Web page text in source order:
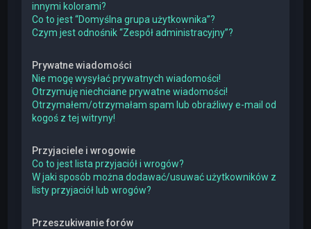
innymi kolorami?
Co to jest “Domyślna grupa użytkownika”?
Czym jest odnośnik “Zespół administracyjny”?
Prywatne wiadomości
Nie mogę wysyłać prywatnych wiadomości!
Otrzymuję niechciane prywatne wiadomości!
Otrzymałem/otrzymałam spam lub obraźliwy e-mail od
kogoś z tej witryny!
Przyjaciele i wrogowie
Co to jest lista przyjaciół i wrogów?
W jaki sposób można dodawać/usuwać użytkowników z
listy przyjaciół lub wrogów?
Przeszukiwanie forów